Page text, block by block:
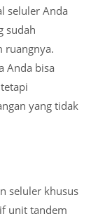
seluler Anda
sudah
ruangnya.
Anda bisa
yang tidak
seluler khusus
unit tandem